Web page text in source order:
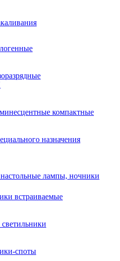
компактные
назначения
лампы, ночники
встраиваемые
споты